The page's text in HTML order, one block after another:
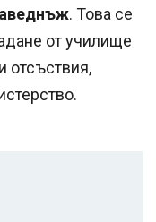
. Това се
от училище
отсъствия,